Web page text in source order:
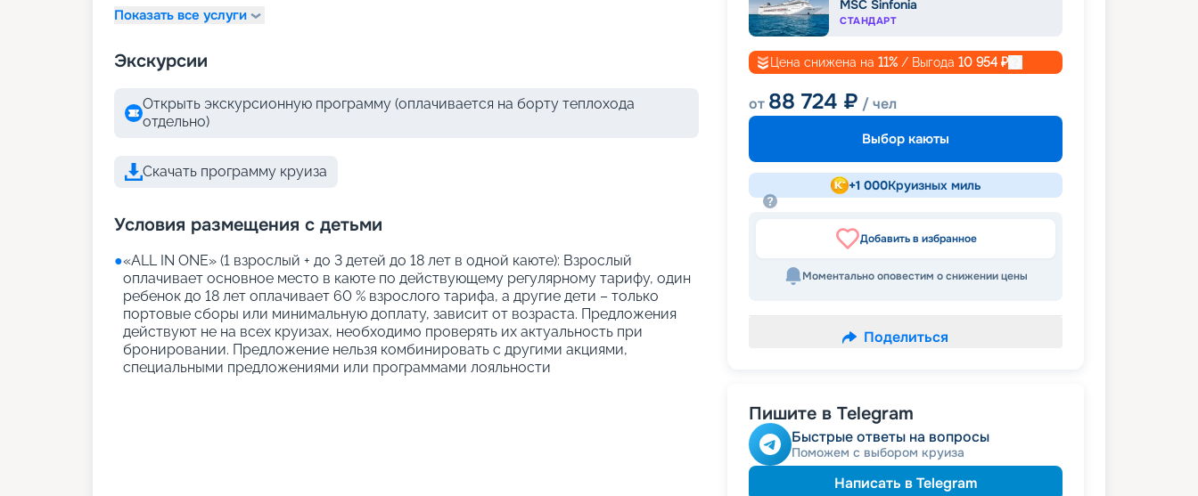
Показать все услуги
Экскурсии
Открыть экскурсионную программу (оплачивается на борту теплохода
отдельно)
Скачать программу круиза
Условия размещения с детьми
●«АLL IN ONE» (1 взрослый + до 3 детей до 18 лет в одной каюте): Взрослый
оплачивает основное место в каюте по действующему регулярному тарифу, один
ребенок до 18 лет оплачивает 60 % взрослого тарифа, а другие дети – только
портовые сборы или минимальную доплату, зависит от возраста. Предложения
действуют не на всех круизах, необходимо проверять их актуальность при
бронировании. Предложение нельзя комбинировать с другими акциями,
специальными предложениями или программами лояльности
MSC Sinfonia
СТАНДАРТ
Цена снижена на 11% / Выгода 10 954 ₽
от 88 724 ₽ / чел
Выбор каюты
+1 000Круизных миль
Добавить в избранное
Моментально оповестим о снижении цены
Поделиться
Пишите в Telegram
Быстрые ответы на вопросы
Поможем с выбором круиза
Написать в Telegram